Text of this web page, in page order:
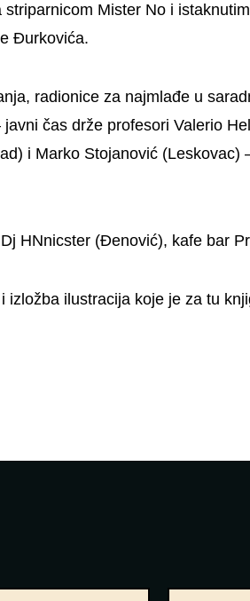
striparnicom Mister No i
Đurkovića.
radionice za najmlađe u
čas drže profesori Valerio
i Marko Stojanović (Leskovac)
HNnicster (Đenović), kafe bar
izložba ilustracija koje je za tu